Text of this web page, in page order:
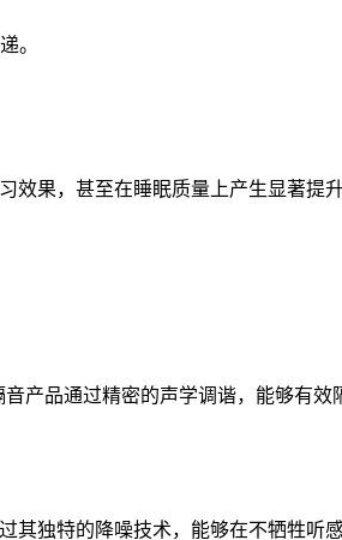
。
效果，甚至在睡眠质量上产生显著提升
产品通过精密的声学调谐，能够有效
独特的降噪技术，能够在不牺牲听